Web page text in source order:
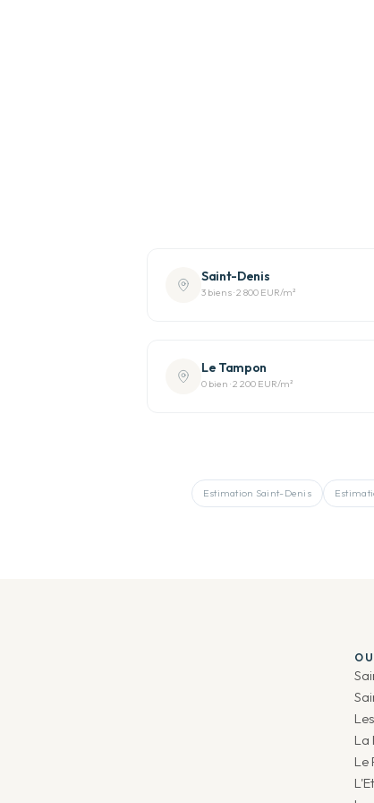
Saint-Denis
3 biens·2 800 EUR/m²
Le Tampon
0 bien ·2 200 EUR/m²
Estimation Saint-Denis
La
Le